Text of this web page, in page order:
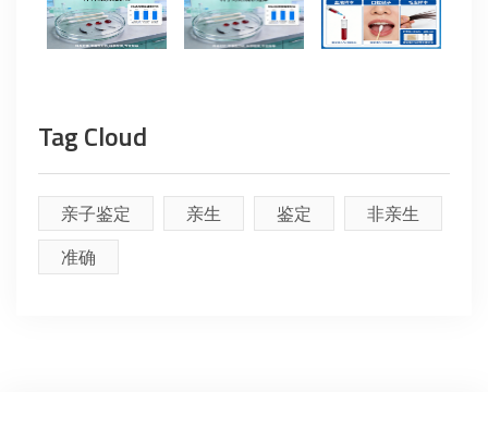
Tag Cloud
亲子鉴定 亲生 鉴定
非亲生
准确